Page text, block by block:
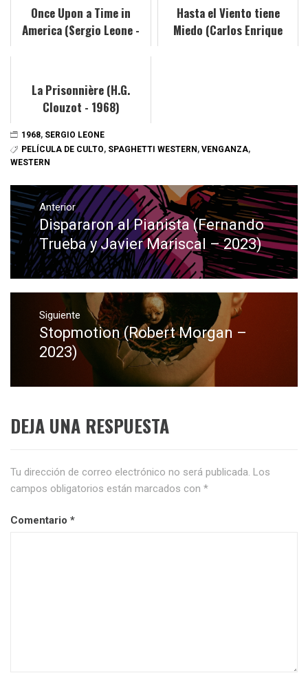
Once Upon a Time in
America (Sergio Leone -
Hasta el Viento tiene
Miedo (Carlos Enrique
La Prisonnière (H.G.
Clouzot - 1968)
1968, SERGIO LEONE
PELÍCULA DE CULTO, SPAGHETTI WESTERN, VENGANZA,
WESTERN
Navegación
de
entradas
Anterior
Entrada
anterior:
Dispararon al Pianista (Fernando
Trueba y Javier Mariscal – 2023)
Siguiente
Entrada
siguiente:
Stopmotion (Robert Morgan –
2023)
DEJA UNA RESPUESTA
Tu dirección de correo electrónico no será publicada. Los
campos obligatorios están marcados con *
Comentario *